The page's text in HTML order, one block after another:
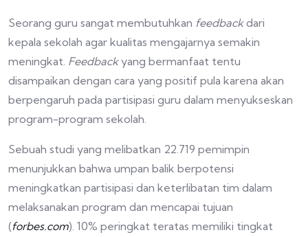
Seorang guru sangat membutuhkan feedbackdari
kepala sekolah agar kualitas mengajarnya semakin
meningkat. Feedbackyang bermanfaat tentu
disampaikan dengan cara yang positif pula karena akan
berpengaruh pada partisipasi guru dalam menyukseskan
program-program sekolah.
Sebuah studi yang melibatkan 22.719 pemimpin
menunjukkan bahwa umpan balik berpotensi
meningkatkan partisipasi dan keterlibatan tim dalam
melaksanakan program dan mencapai tujuan
(forbes.com). 10% peringkat teratas memiliki tingkat